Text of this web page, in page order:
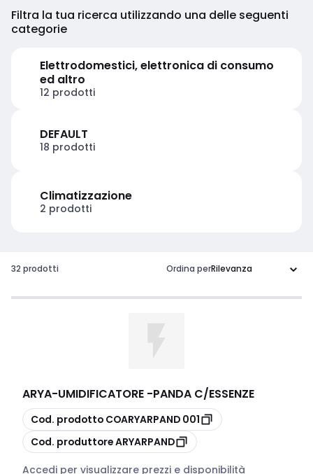
Filtra la tua ricerca utilizzando una delle seguenti
categorie
Elettrodomestici, elettronica di consumo
ed altro
12 prodotti
DEFAULT
18 prodotti
Climatizzazione
2 prodotti
32 prodotti Ordina per
ARYA-UMIDIFICATORE -PANDA C/ESSENZE
copia
Cod. prodotto
COARYARPAND 001
copia
Cod. produttoreARYARPAND
Accedi per visualizzare prezzi e disponibilità